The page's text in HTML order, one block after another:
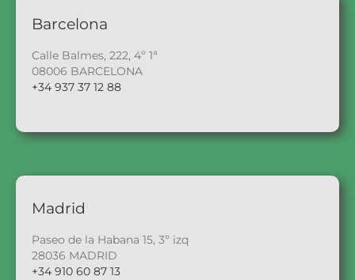
Barcelona
Calle Balmes, 222, 4º 1ª
08006 BARCELONA
+34 937 37 12 88
Madrid
Paseo de la Habana 15, 3º izq
28036 MADRID
+34 910 60 87 13